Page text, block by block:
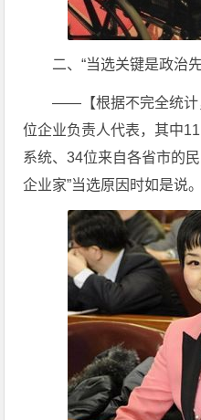
二、“当选关键是政治
——【根据不完全统计
位企业负责人代表，其中
系统、34位来自各省市的
企业家”当选原因时如是说。